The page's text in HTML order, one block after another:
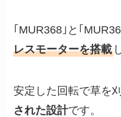
｢MUR368｣と｢
レスモーターを搭載
安定した回転で草を
された設計です。